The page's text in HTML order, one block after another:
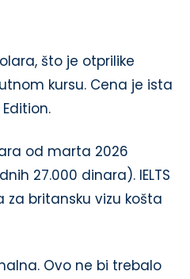
što je otprilike
kursu. Cena je ista
od marta 2026
27.000 dinara). IELTS
za britansku vizu košta
Ovo ne bi trebalo